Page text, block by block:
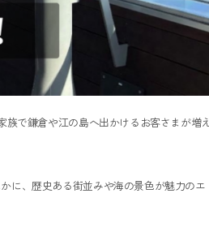
族で鎌倉や江の島へ出かけるお客さまが増
に、歴史ある街並みや海の景色が魅力のエ